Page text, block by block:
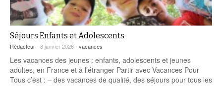
Séjours Enfants et Adolescents
Rédacteur- 8 janvier 2026 - vacances
Les vacances des jeunes : enfants, adolescents et jeunes
adultes, en France et à l’étranger Partir avec Vacances Pour
Tous c’est : – des vacances de qualité, des séjours pour tous les